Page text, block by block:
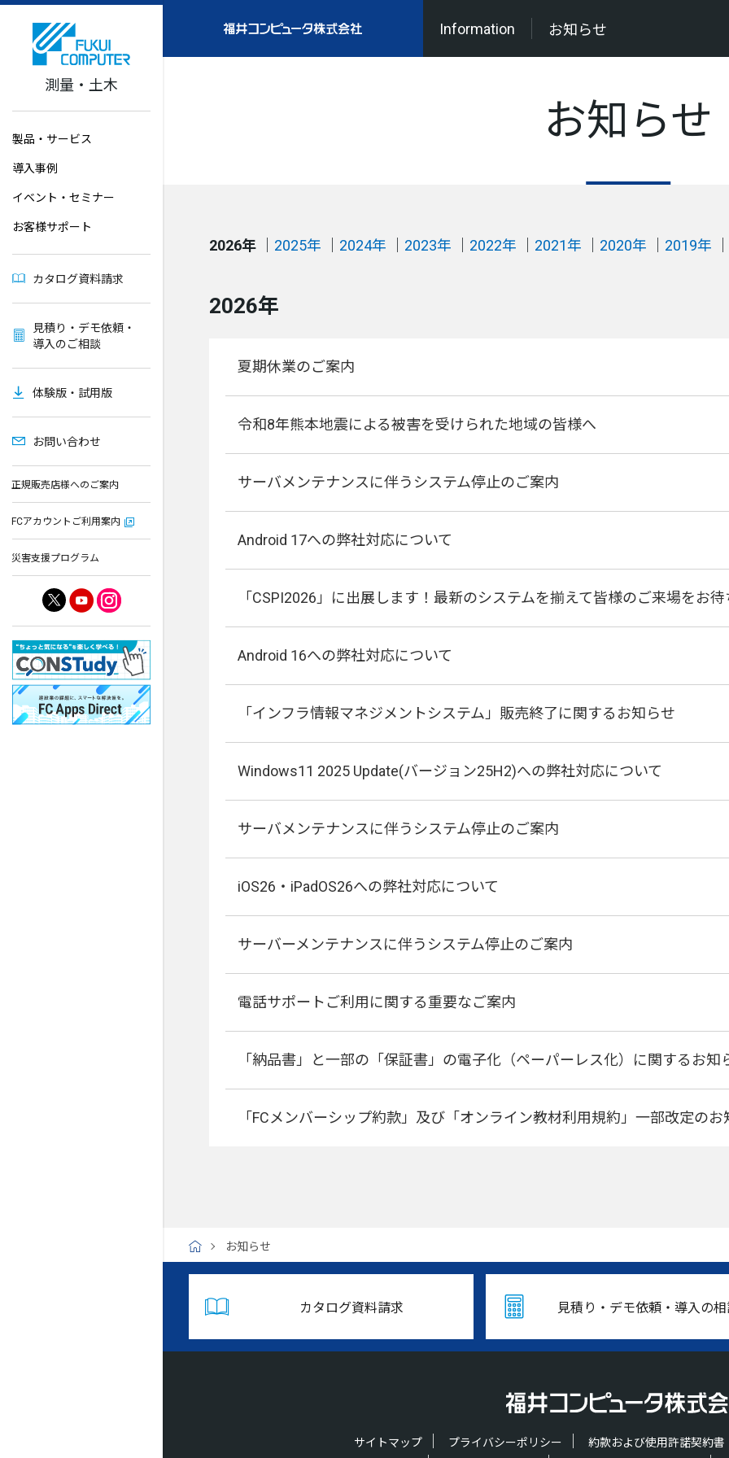
測量・土木
製品・サービス
導入事例
イベント・セミナー
お客様サポート
カタログ資料請求
見積り・デモ依頼・
導入のご相談
体験版・試用版
お問い合わせ
正規販売店様へのご案内
FCアカウントご利用案内
災害支援プログラム
Information お知らせ
お知らせ
2026年 2025年 2024年 2023年 2022年 2021年 2020年 2019年
2026年
夏期休業のご案内
令和8年熊本地震による被害を受けられた地域の皆様へ
サーバメンテナンスに伴うシステム停止のご案内
Android 17への弊社対応について
「CSPI2026」に出展します！最新のシステムを揃えて皆様のご来場をお
Android 16への弊社対応について
「インフラ情報マネジメントシステム」販売終了に関するお知らせ
Windows11 2025 Update(バージョン25H2)への弊社対応について
サーバメンテナンスに伴うシステム停止のご案内
iOS26・iPadOS26への弊社対応について
サーバーメンテナンスに伴うシステム停止のご案内
電話サポートご利用に関する重要なご案内
「納品書」と一部の「保証書」の電子化（ペーパーレス化）に関するお知
「FCメンバーシップ約款」及び「オンライン教材利用規約」一部改定のお
H
O
お知らせ
カタログ資料請求 見積り・デモ依頼・導入の
サイトマップ プライバシーポリシー
約款および使用許諾契約書